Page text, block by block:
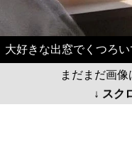
大好きな出窓でくつろ
まだまだ画像
↓ スク